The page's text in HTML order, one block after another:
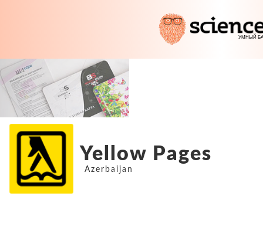
Yellow Pages
Azerbaijan